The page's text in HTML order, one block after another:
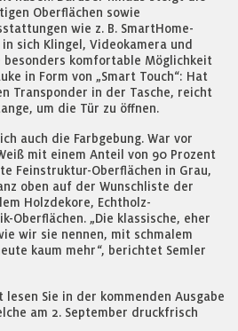
Oberflächen sowie
wie z. B. SmartHome-
sich Klingel, Videokamera und
besonders komfortable Möglichkeit
in Form von „Smart Touch“: Hat
Transponder in der Tasche, reicht
um die Tür zu öffnen.
auch die Farbgebung. War vor
mit einem Anteil von 90 Prozent
Feinstruktur-Oberflächen in Grau,
oben auf der Wunschliste der
Holzdekore, Echtholz-
Oberflächen. „Die klassische, eher
wir sie nennen, mit schmalem
kaum mehr“, berichtet Semler
Sie in der kommenden Ausgabe
am 2. September druckfrisch